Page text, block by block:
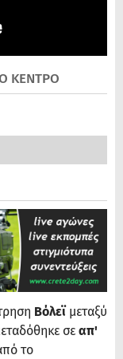
ΚΕΝΤΡΟ
Βόλεϊ μεταξύ
σε απ'
το